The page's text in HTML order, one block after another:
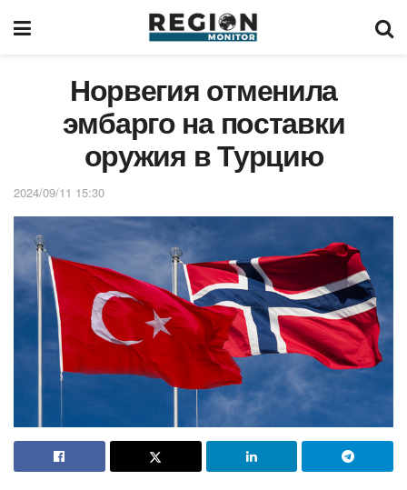
Норвегия отменила
эмбарго на поставки
оружия в Турцию
2024/09/11 15:30